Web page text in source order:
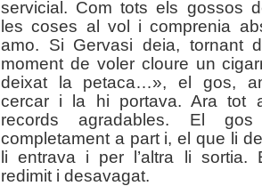
servicial. Com tots els gossos
les coses al vol i comprenia
amo. Si Gervasi deia, tornant
moment de voler cloure un
deixat la petaca…», el gos,
cercar i la hi portava. Ara tot
records agradables. El
completament a part i, el que li
li entrava i per l’altra li sortia.
redimit i desavagat.